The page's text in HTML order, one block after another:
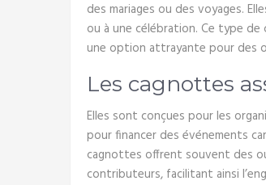
des mariages ou des voyages.
ou à une célébration. Ce type
une option attrayante pour des
Les cagnottes
Elles sont conçues pour les
pour financer des événements
cagnottes offrent souvent des
contributeurs, facilitant ainsi